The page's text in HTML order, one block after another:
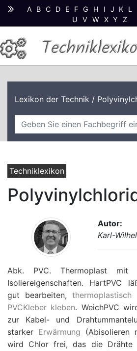
A B C D E F G H I J K L
U
V W X Y Z
Lexikon der Technik /
Techniklexikon
Autor:
Karl-
Abk. PVC. Thermoplast mit
Isoliereigenschaften. HartPVC
gut bearbeiten,thermoplastisch
PVCKleber kleben. WeichPVC
zur Kabel- und
starker Erwärmung (Abisolieren
wird Chlor frei, das die Drähte